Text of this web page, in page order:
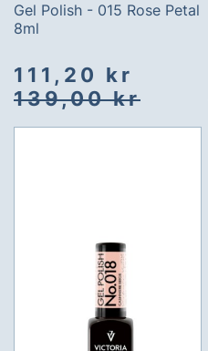
Gel Polish - 015 Rose Petal
8ml
Spesialpris
111,20 kr
139,00 kr